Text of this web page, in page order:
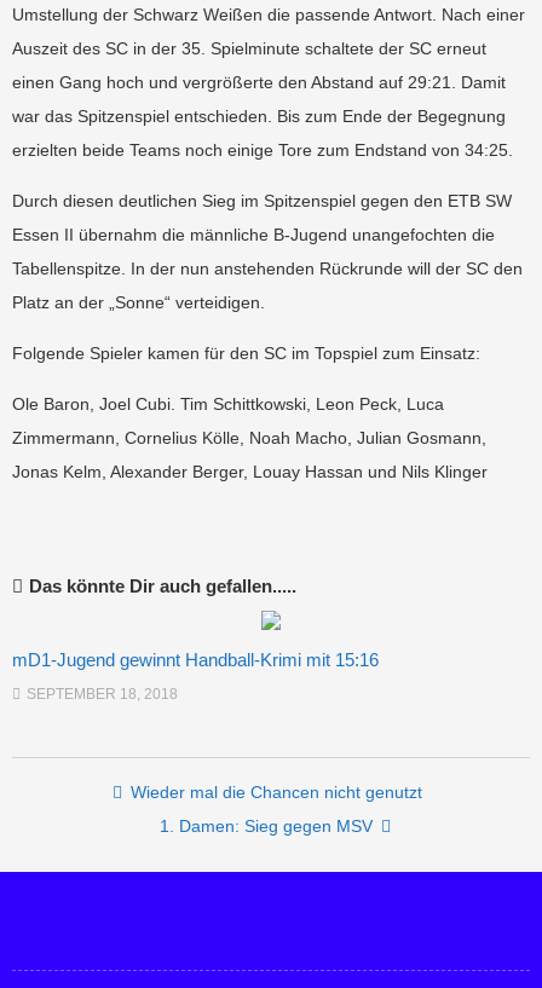
Umstellung der Schwarz Weißen die passende Antwort. Nach einer
Auszeit des SC in der 35. Spielminute schaltete der SC erneut
einen Gang hoch und vergrößerte den Abstand auf 29:21. Damit
war das Spitzenspiel entschieden. Bis zum Ende der Begegnung
erzielten beide Teams noch einige Tore zum Endstand von 34:25.
Durch diesen deutlichen Sieg im Spitzenspiel gegen den ETB SW
Essen II übernahm die männliche B-Jugend unangefochten die
Tabellenspitze. In der nun anstehenden Rückrunde will der SC den
Platz an der „Sonne“ verteidigen.
Folgende Spieler kamen für den SC im Topspiel zum Einsatz:
Ole Baron, Joel Cubi. Tim Schittkowski, Leon Peck, Luca
Zimmermann, Cornelius Kölle, Noah Macho, Julian Gosmann,
Jonas Kelm, Alexander Berger, Louay Hassan und Nils Klinger
Das könnte Dir auch gefallen.....
mD1-Jugend gewinnt Handball-Krimi mit 15:16
SEPTEMBER 18, 2018
Post navigation
Wieder mal die Chancen nicht genutzt
1. Damen: Sieg gegen MSV